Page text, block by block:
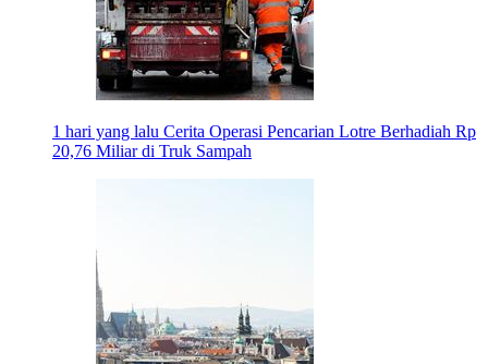
1 hari yang lalu Cerita Operasi Pencarian Lotre Berhadiah Rp
20,76 Miliar di Truk Sampah